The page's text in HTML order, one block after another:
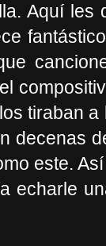
Aquí
tiraban
decenas
este.
echarle